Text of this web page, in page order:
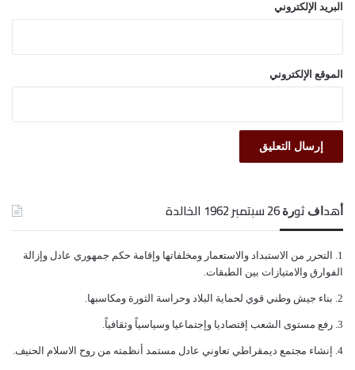
البريد الإلكتروني
الموقع الإلكتروني
ﺃﻫﺪﺍﻑ ﺛﻮﺭﺓ 26 ﺳﺒﺘﻤﺒﺮ 1962 الخالدة
ﺍﻟﺘﺤﺮﺭ ﻣﻦ ﺍﻻﺳﺘﺒﺪﺍﺩ ﻭﺍﻻﺳﺘﻌﻤﺎﺭ ﻭﻣﺨﻠﻔﺎﺗﻬﺎ ﻭﺇﻗﺎﻣﺔ ﺣﻜﻢ ﺟﻤﻬﻮﺭﻱ ﻋﺎﺩﻝ ﻭﺇﺯﺍﻟﺔ
ﺍﻟﻔﻮﺍﺭﻕ ﻭﺍﻻﻣﺘﻴﺎﺯﺍﺕ ﺑﻴﻦ ﺍﻟﻄﺒﻘﺎﺕ.
ﺑﻨﺎﺀ ﺟﻴﺶ ﻭﻃﻨﻲ ﻗﻮﻱ ﻟﺤﻤﺎﻳﺔ ﺍﻟﺒﻼﺩ ﻭﺣﺮﺍﺳﺔ ﺍﻟﺜﻮﺭﺓ ﻭﻣﻜﺎﺳﺒﻬﺎ.
ﺭﻓﻊ ﻣﺴﺘﻮﻯ ﺍﻟﺸﻌﺐ ﺇﻗﺘﺼﺎﺩﻳﺎ ﻭﺇﺟﺘﻤﺎﻋﻴﺎ ﻭﺳﻴﺎﺳﻴﺎً ﻭﺛﻘﺎﻓﻴﺎً.
ﺇﻧﺸﺎﺀ ﻣﺠﺘﻤﻊ ﺩﻳﻤﻘﺮﺍﻃﻲ ﺗﻌﺎﻭﻧﻲ ﻋﺎﺩﻝ ﻣﺴﺘﻤﺪ ﺃﻧﻈﻤﺘﻪ ﻣﻦ ﺭﻭﺡ ﺍﻻﺳﻼﻡ ﺍﻟﺤﻨﻴﻒ.